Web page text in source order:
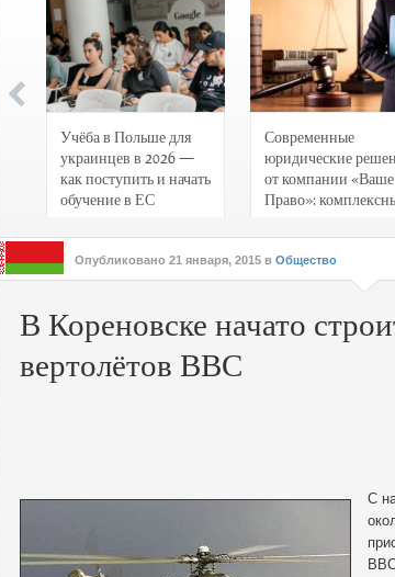
Учёба в Польше для
украинцев в 2026 —
как поступить и начать
обучение в ЕС
Современные
юридические
от компании «Ваше
Право»:
интересов клиентов
Опубликовано 21 января, 2015 в Общество
В Кореновске начато
вертолётов ВВС
С